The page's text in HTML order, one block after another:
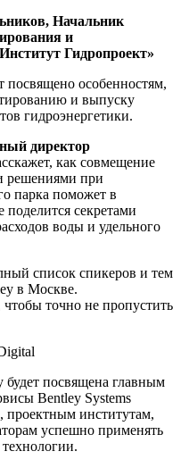
Начальник
и
Гидропроект»
посвящено особенностям,
и выпуску
гидроэнергетики.
директор
как совмещение
решениями при
парка поможет в
секретами
воды и удельного
список спикеров и тем
в Москве.
чтобы точно не пропустить
посвящена главным
Bentley Systems
институтам,
успешно применять